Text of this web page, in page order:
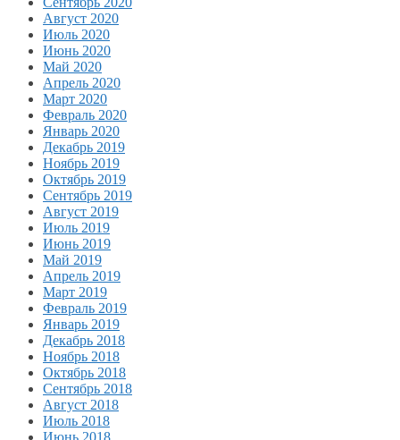
Август 2020
Июль 2020
Июнь 2020
Май 2020
Апрель 2020
Март 2020
Февраль 2020
Январь 2020
Декабрь 2019
Ноябрь 2019
Октябрь 2019
Сентябрь 2019
Август 2019
Июль 2019
Июнь 2019
Май 2019
Апрель 2019
Март 2019
Февраль 2019
Январь 2019
Декабрь 2018
Ноябрь 2018
Октябрь 2018
Сентябрь 2018
Август 2018
Июль 2018
Июнь 2018